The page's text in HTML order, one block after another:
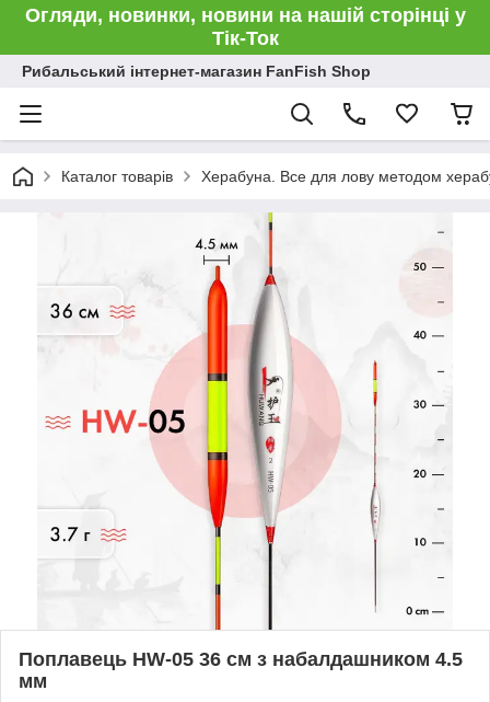
Огляди, новинки, новини на нашій сторінці у
Тік-Ток
Рибальський інтернет-магазин FanFish Shop
Каталог товарів Херабуна. Все для лову методом
Поплавець HW-05 36 см з набалдашником 4.5
мм